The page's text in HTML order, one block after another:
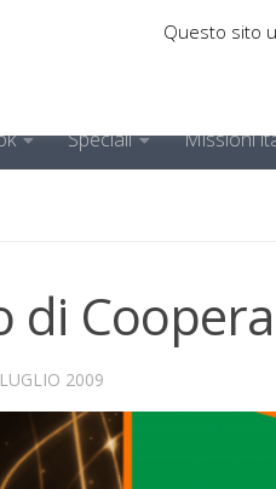
Speciali Missioni
di
2009
Questo sito